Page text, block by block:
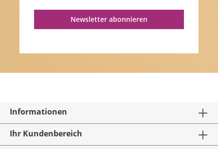
Newsletter abonnieren
Informationen
Ihr Kundenbereich